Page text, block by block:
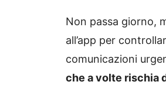
Non passa giorno,
all’app per
comunicazioni
che a volte rischia